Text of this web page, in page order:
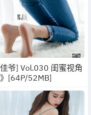
爷] Vol.030 闺蜜视角
》[64P/52MB]